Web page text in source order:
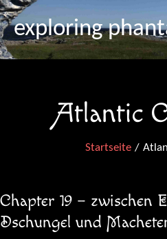
Zum
Inhalt
springen
exploring
Atlantic
Startseite
Chapter 19 – zwischen
Dschungel und